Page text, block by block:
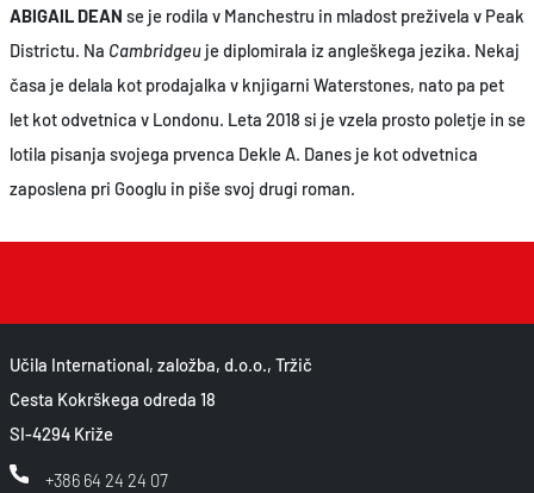
ABIGAIL DEAN se je rodila v Manchestru in mladost preživela v Peak
Districtu. Na Cambridgeuje diplomirala iz angleškega jezika. Nekaj
časa je delala kot prodajalka v knjigarni Waterstones, nato pa pet
let kot odvetnica v Londonu. Leta 2018 si je vzela prosto poletje in se
lotila pisanja svojega prvenca Dekle A. Danes je kot odvetnica
zaposlena pri Googlu in piše svoj drugi roman.
Učila International, založba, d.o.o., Tržič
Cesta Kokrškega odreda 18
SI-4294 Križe
+386 64 24 24 07